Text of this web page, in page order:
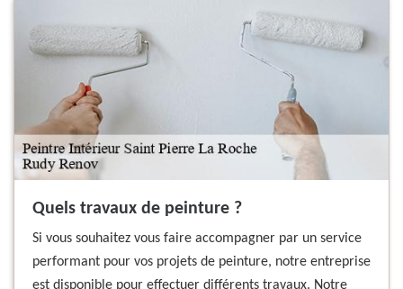
Quels travaux de peinture ?
Si vous souhaitez vous faire accompagner par un service
performant pour vos projets de peinture, notre entreprise
est disponible pour effectuer différents travaux. Notre